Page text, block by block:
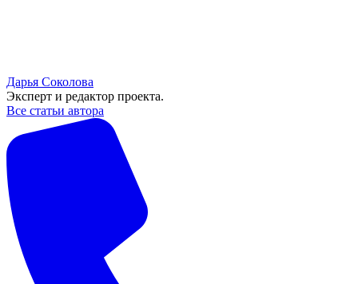
Дарья Соколова
Эксперт и редактор проекта.
Все статьи автора